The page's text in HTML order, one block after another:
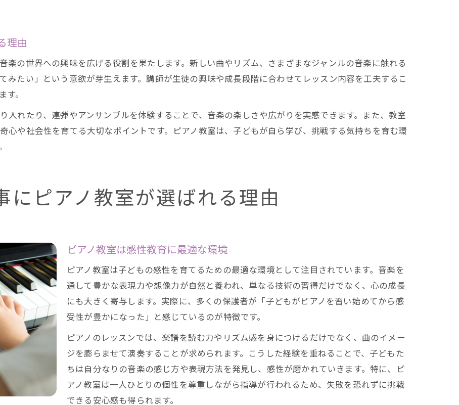
理由
楽の世界への興味を広げる役割を果たします。新しい曲やリズム、さまざまなジャンルの音楽に触れる
みたい」という意欲が芽生えます。講師が生徒の興味や成長段階に合わせてレッスン内容を工夫するこ
。
入れたり、連弾やアンサンブルを体験することで、音楽の楽しさや広がりを実感できます。また、教室
心や社会性を育てる大切なポイントです。ピアノ教室は、子どもが自ら学び、挑戦する気持ちを育む環
にピアノ教室が選ばれる理由
ピアノ教室は感性教育に最適な環境
ピアノ教室は子どもの感性を育てるための最適な環境として注目されています。音楽を
通して豊かな表現力や想像力が自然と養われ、単なる技術の習得だけでなく、心の成長
にも大きく寄与します。実際に、多くの保護者が「子どもがピアノを習い始めてから感
受性が豊かになった」と感じているのが特徴です。
ピアノのレッスンでは、楽譜を読む力やリズム感を身につけるだけでなく、曲のイメー
ジを膨らませて演奏することが求められます。こうした経験を重ねることで、子どもた
ちは自分なりの音楽の感じ方や表現方法を発見し、感性が磨かれていきます。特に、ピ
アノ教室は一人ひとりの個性を尊重しながら指導が行われるため、失敗を恐れずに挑戦
できる安心感も得られます。